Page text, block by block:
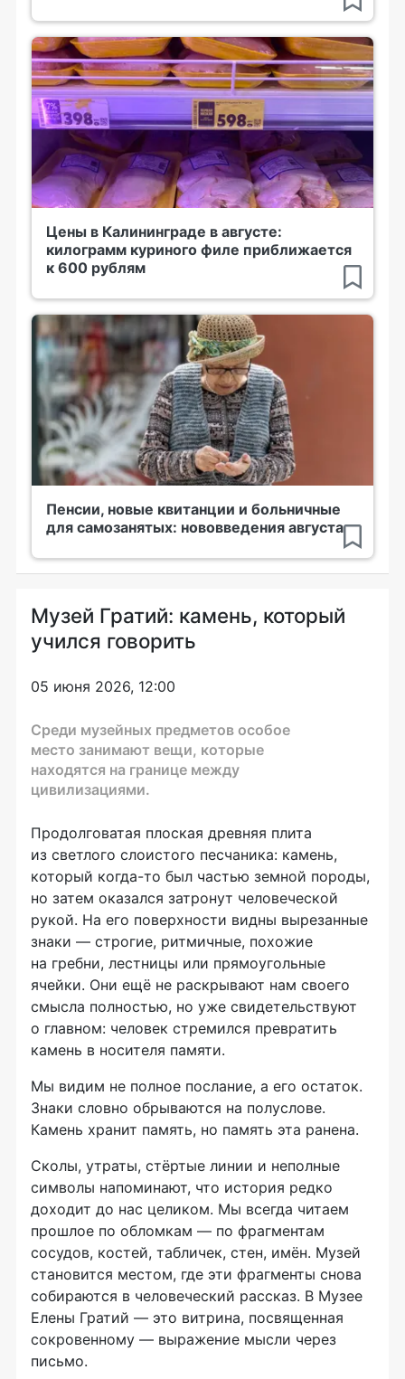
Цены в Калининграде в августе:
килограмм куриного филе приближается
к 600 рублям
Пенсии, новые квитанции и больничные
для самозанятых: нововведения августа
Музей Гратий: камень, который
учился говорить
05 июня 2026, 12:00
Среди музейных предметов особое
место занимают вещи, которые
находятся на границе между
цивилизациями.
Продолговатая плоская древняя плита
из светлого слоистого песчаника: камень,
который когда-то был частью земной породы,
но затем оказался затронут человеческой
рукой. На его поверхности видны вырезанные
знаки — строгие, ритмичные, похожие
на гребни, лестницы или прямоугольные
ячейки. Они ещё не раскрывают нам своего
смысла полностью, но уже свидетельствуют
о главном: человек стремился превратить
камень в носителя памяти.
Мы видим не полное послание, а его остаток.
Знаки словно обрываются на полуслове.
Камень хранит память, но память эта ранена.
Сколы, утраты, стёртые линии и неполные
символы напоминают, что история редко
доходит до нас целиком. Мы всегда читаем
прошлое по обломкам — по фрагментам
сосудов, костей, табличек, стен, имён. Музей
становится местом, где эти фрагменты снова
собираются в человеческий рассказ. В Музее
Елены Гратий — это витрина, посвященная
сокровенному — выражение мысли через
письмо.